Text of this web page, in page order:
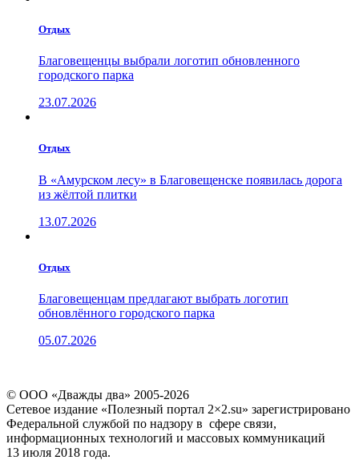
Отдых
Благовещенцы выбрали логотип обновленного
городского парка
23.07.2026
Отдых
В «Амурском лесу» в Благовещенске появилась дорога
из жёлтой плитки
13.07.2026
Отдых
Благовещенцам предлагают выбрать логотип
обновлённого городского парка
05.07.2026
© ООО «Дважды два» 2005-2026
Сетевое издание «Полезный портал 2×2.su» зарегистрировано
Федеральной службой по надзору в сфере связи,
информационных технологий и массовых коммуникаций
13 июля 2018 года.